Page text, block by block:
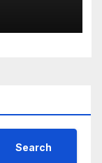
Search